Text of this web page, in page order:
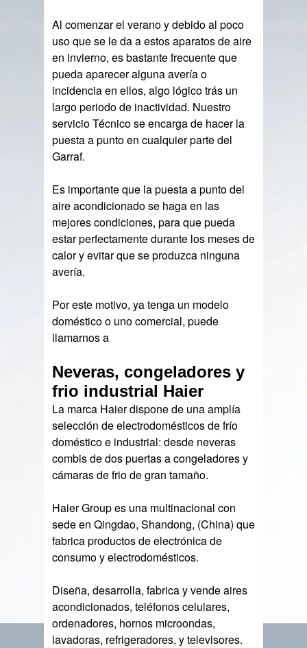
Al comenzar el verano y debido al poco
uso que se le da a estos aparatos de aire
en invierno, es bastante frecuente que
pueda aparecer alguna avería o
incidencia en ellos, algo lógico trás un
largo periodo de inactividad. Nuestro
servicio Técnico se encarga de hacer la
puesta a punto en cualquier parte del
Garraf.
Es importante que la puesta a punto del
aire acondicionado se haga en las
mejores condiciones, para que pueda
estar perfectamente durante los meses de
calor y evitar que se produzca ninguna
avería.
Por este motivo, ya tenga un modelo
doméstico o uno comercial, puede
llamarnos a
Neveras, congeladores y
frio industrial Haier
La marca Haier dispone de una amplía
selección de electrodomésticos de frío
doméstico e industrial: desde neveras
combis de dos puertas a congeladores y
cámaras de frio de gran tamaño.
Haier Group es una multinacional con
sede en Qingdao, Shandong, (China) que
fabrica productos de electrónica de
consumo y electrodomésticos.
Diseña, desarrolla, fabrica y vende aires
acondicionados, teléfonos celulares,
ordenadores, hornos microondas,
lavadoras, refrigeradores, y televisores.